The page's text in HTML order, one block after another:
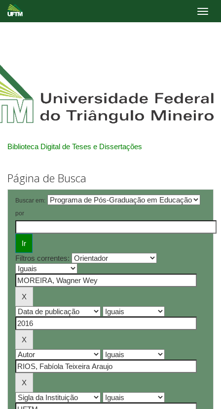
Biblioteca Digital de Teses e Dissertações
Página de Busca
Buscar em:
por
Filtros correntes: